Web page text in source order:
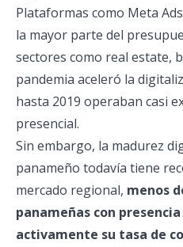
Plataformas como Meta
la mayor parte del
sectores como real estate,
pandemia aceleró la
hasta 2019 operaban casi
presencial.
Sin embargo, la madurez
panameño todavía tiene
mercado regional, menos
panameñas con
activamente su tasa de